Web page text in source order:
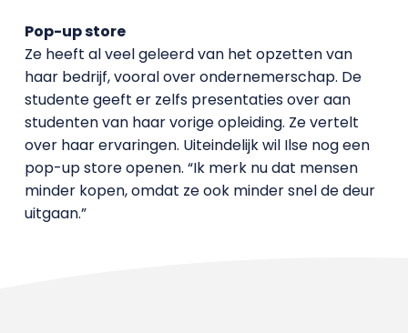
Pop-up store
Ze heeft al veel geleerd van het opzetten van
haar bedrijf, vooral over ondernemerschap. De
studente geeft er zelfs presentaties over aan
studenten van haar vorige opleiding. Ze vertelt
over haar ervaringen. Uiteindelijk wil Ilse nog een
pop-up store openen. “Ik merk nu dat mensen
minder kopen, omdat ze ook minder snel de deur
uitgaan.”